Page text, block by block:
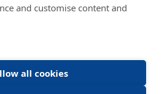
and customise content and
all cookies